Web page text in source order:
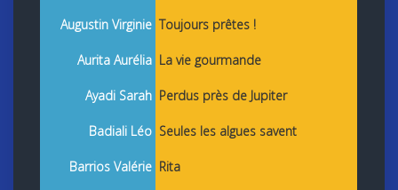
Augustin Virginie Toujours prêtes !
Aurita Aurélia La vie gourmande
Ayadi Sarah Perdus près de Jupiter
Badiali Léo Seules les algues savent
Barrios Valérie Rita